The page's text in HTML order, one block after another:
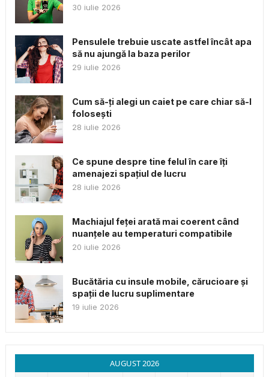
30 iulie 2026
Pensulele trebuie uscate astfel încât apa
să nu ajungă la baza perilor
29 iulie 2026
Cum să-ți alegi un caiet pe care chiar să-l
folosești
28 iulie 2026
Ce spune despre tine felul în care îți
amenajezi spațiul de lucru
28 iulie 2026
Machiajul feței arată mai coerent când
nuanțele au temperaturi compatibile
20 iulie 2026
Bucătăria cu insule mobile, cărucioare și
spații de lucru suplimentare
19 iulie 2026
AUGUST 2026